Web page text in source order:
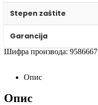
Stepen zaštite
Garancija
Шифра производа: 9586667
Опис
Опис